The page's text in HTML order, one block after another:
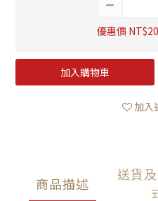
優惠價
加入購物車
加入
商品描述
送貨